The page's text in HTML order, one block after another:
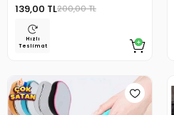
139,00 TL200,00 TL
Hızlı
Teslimat